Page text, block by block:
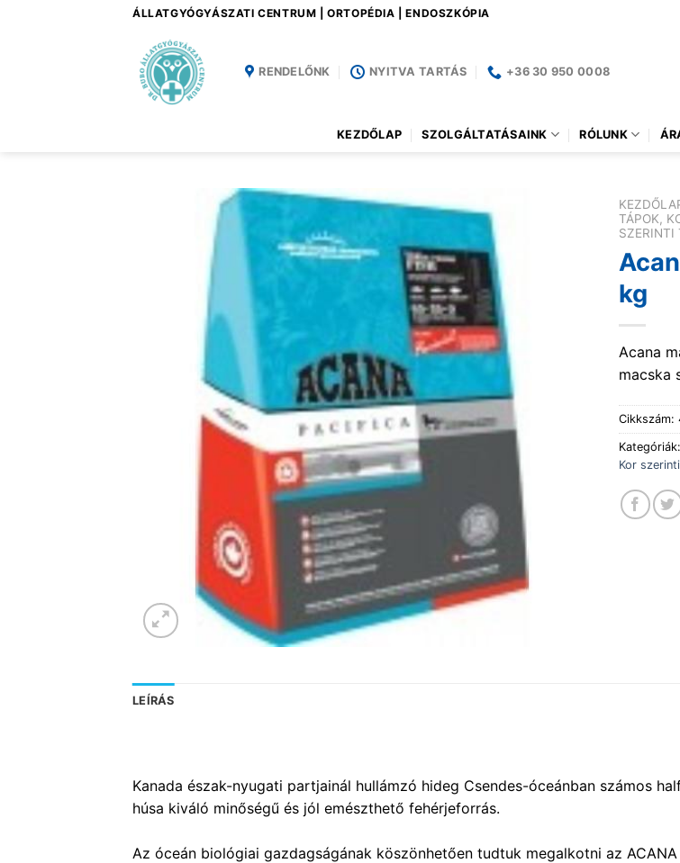
ÁLLATGYÓGYÁSZATI CENTRUM | ORTOPÉDIA | ENDOSZKÓPIA
RENDELŐNK NYITVA TARTÁS +36 30 950 0008
KEZDŐLAP SZOLGÁLTATÁSAINK RÓLUNK
TÁPOK,
SZERINTI
kg
Acana
macska
Cikkszám:
Kategóriák:
Kor
LEÍRÁS
Kanada észak-nyugati partjainál hullámzó hideg Csendes-óceánban számos
húsa kiváló minőségű és jól emészthető fehérjeforrás.
Az óceán biológiai gazdagságának köszönhetően tudtuk megalkotni az